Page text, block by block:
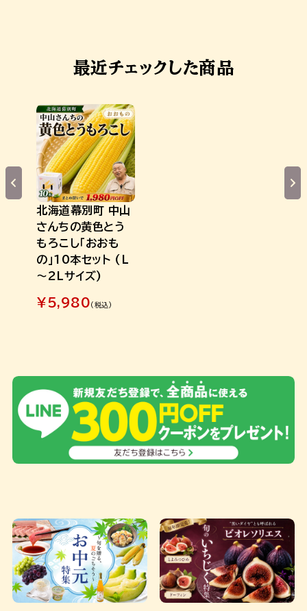
最近チェックした商品
北海道幕別町 中山
さんちの黄色とう
もろこし「おおも
の」10本セット (L
～2Lサイズ)
¥ 5,980 (税込)